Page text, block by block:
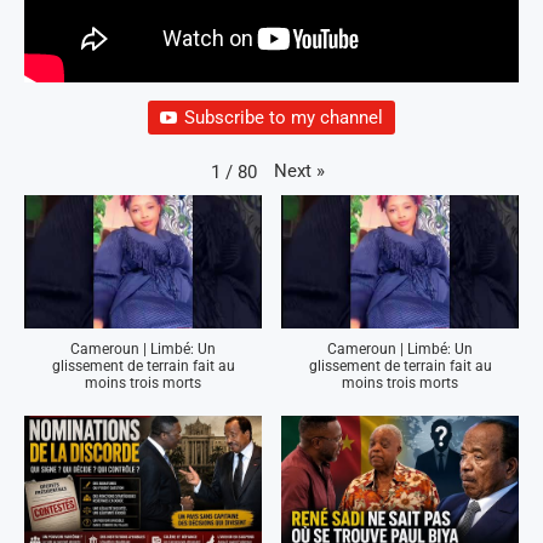
Subscribe to my channel
1 / 80 Next »
Cameroun | Limbé: Un
glissement de terrain fait au
moins trois morts
Cameroun | Limbé: Un
glissement de terrain fait au
moins trois morts